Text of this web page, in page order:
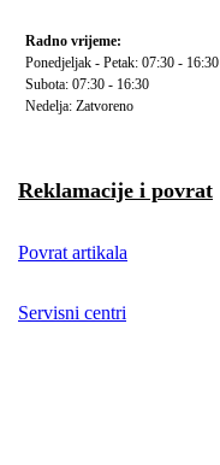
Radno vrijeme:
Ponedjeljak - Petak: 07:30 - 16:30
Subota: 07:30 - 16:30
Nedelja: Zatvoreno
Reklamacije i povrat
Povrat artikala
Servisni centri